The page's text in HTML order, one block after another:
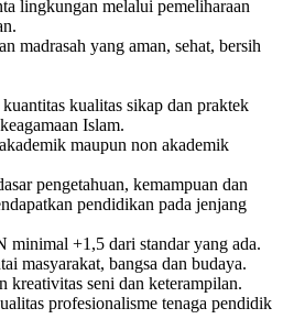
lingkungan melalui pemeliharaan
madrasah yang aman, sehat, bersih
kualitas sikap dan praktek
Islam.
maupun non akademik
pengetahuan, kemampuan dan
pendidikan pada jenjang
+1,5 dari standar yang ada.
masyarakat, bangsa dan budaya.
kreativitas seni dan keterampilan.
profesionalisme tenaga pendidik